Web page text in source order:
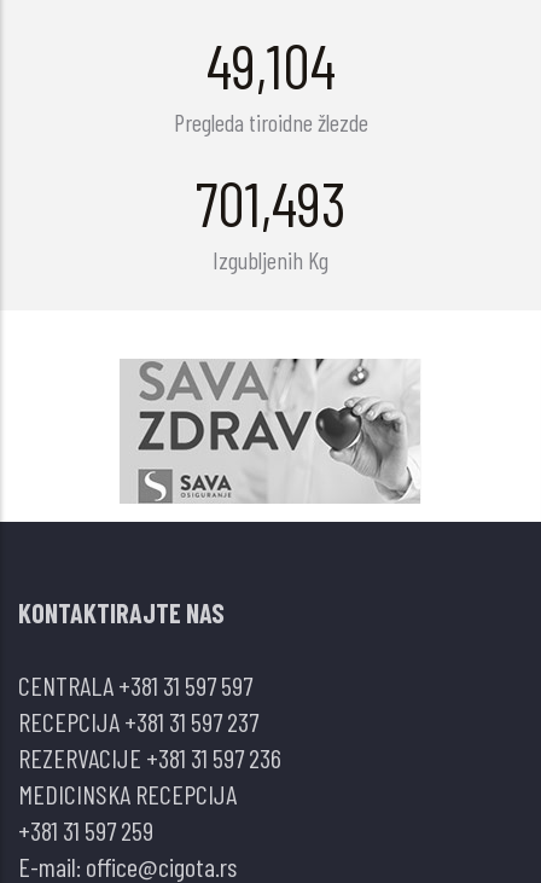
63,731
Pregleda tiroidne žlezde
910,448
Izgubljenih Kg
KONTAKTIRAJTE NAS
CENTRALA+381 31 597 597
RECEPCIJA+381 31 597 237
REZERVACIJE +381 31 597 236
MEDICINSKA RECEPCIJA
+381 31 597 259
E-mail: office@cigota.rs